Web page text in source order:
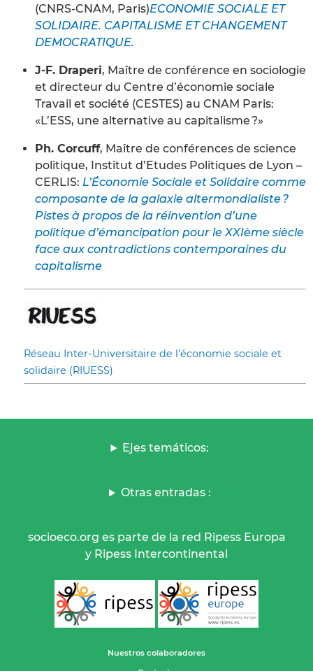
(CNRS-CNAM, Paris)ECONOMIE SOCIALE ET
SOLIDAIRE. CAPITALISME ET CHANGEMENT
DEMOCRATIQUE.
J-F. Draperi, Maître de conférence en sociologie
et directeur du Centre d’économie sociale
Travail et société (CESTES) au CNAM Paris:
«L’ESS, une alternative au capitalisme ?»
Ph. Corcuff, Maître de conférences de science
politique, Institut d’Etudes Politiques de Lyon –
CERLIS: L’Économie Sociale et Solidaire comme
composante de la galaxie altermondialiste ?
Pistes à propos de la réinvention d’une
politique d’émancipation pour le XXIème siècle
face aux contradictions contemporaines du
capitalisme
Réseau Inter-Universitaire de l’économie sociale et
solidaire (RIUESS)
Ejes temáticos:
Otras entradas :
socioeco.org es parte de la red Ripess Europa
y Ripess Intercontinental
Nuestros colaboradores